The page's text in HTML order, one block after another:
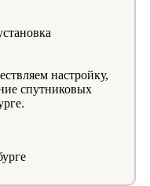
настройку,
спутниковых